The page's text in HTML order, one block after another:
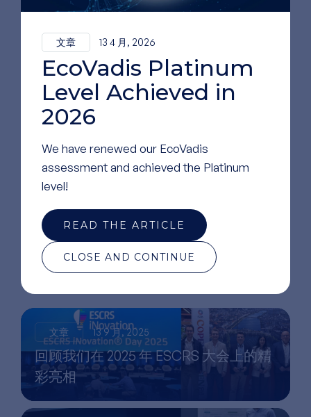
文章 13 4 月, 2026
EcoVadis Platinum
Level Achieved in
2026
We have renewed our EcoVadis
assessment and achieved the Platinum
level!
READ THE ARTICLE
CLOSE AND CONTINUE
阅读 更多文章
文章 13 9 月, 2025
回顾我们在 2025 年 ESCRS 大会上的精
彩亮相